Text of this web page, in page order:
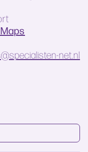
net.nl